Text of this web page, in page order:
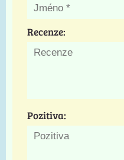
Recenze:
Pozitiva: